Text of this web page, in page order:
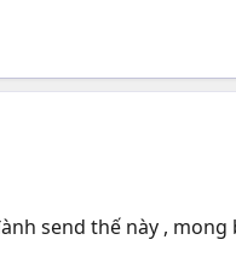
send thế này ,